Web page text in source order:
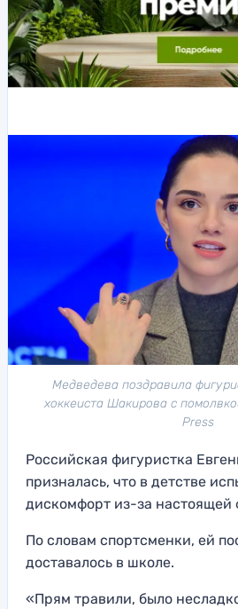
Медведева поздравила
хоккеиста Шакирова с
Press
Российская фигуристка
призналась, что в детстве
дискомфорт из-за настоящей
По словам спортсменки, ей
доставалось в школе.
«Прям травили, было